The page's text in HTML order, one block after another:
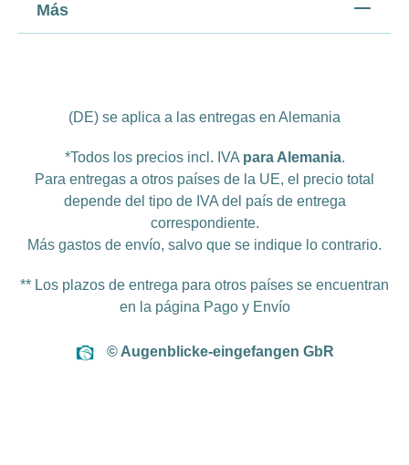
Más
(DE) se aplica a las entregas en Alemania
*Todos los precios incl. IVA para Alemania.
Para entregas a otros países de la UE, el precio total
depende del tipo de IVA del país de entrega
correspondiente.
Más gastos de envío, salvo que se indique lo contrario.
** Los plazos de entrega para otros países se encuentran
en la página Pago y Envío
© Augenblicke-eingefangen GbR